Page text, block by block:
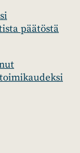
päätöstä